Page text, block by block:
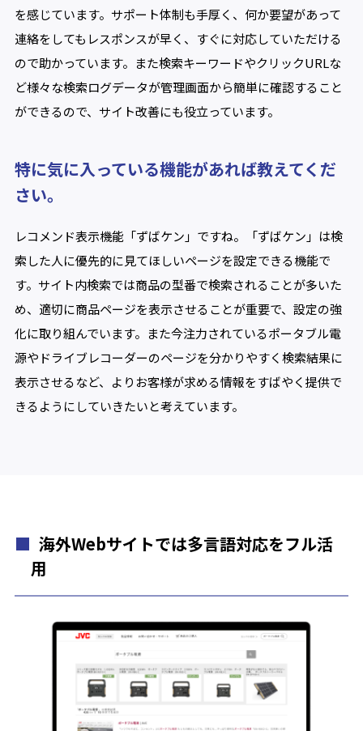
を感じています。サポート体制も手厚く、何か要望があって
連絡をしてもレスポンスが早く、すぐに対応していただける
ので助かっています。また検索キーワードやクリックURLな
ど様々な検索ログデータが管理画面から簡単に確認すること
ができるので、サイト改善にも役立っています。
特に気に入っている機能があれば教えてくだ
さい。
レコメンド表示機能「ずばケン」ですね。「ずばケン」は検
索した人に優先的に見てほしいページを設定できる機能で
す。サイト内検索では商品の型番で検索されることが多いた
め、適切に商品ページを表示させることが重要で、設定の強
化に取り組んでいます。また今注力されているポータブル電
源やドライブレコーダーのページを分かりやすく検索結果に
表示させるなど、よりお客様が求める情報をすばやく提供で
きるようにしていきたいと考えています。
海外Webサイトでは多言語対応をフル活
用